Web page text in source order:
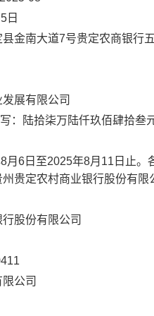
日
县金南大道7号贵定农商银行
展有限公司
：陆拾柒万陆仟玖佰肆拾叁
月6日至2025年8月11日止
贵定农村商业银行股份有限
股份有限公司
公司